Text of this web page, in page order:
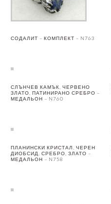
СОДАЛИТ – КОМПЛЕКТ – N763
СЛЪНЧЕВ КАМЪК, ЧЕРВЕНО
ЗЛАТО, ПАТИНИРАНО СРЕБРО –
МЕДАЛЬОН – N760
ПЛАНИНСКИ КРИСТАЛ, ЧЕРЕН
ДИОБСИД, СРЕБРО, ЗЛАТО –
МЕДАЛЬОН – N758